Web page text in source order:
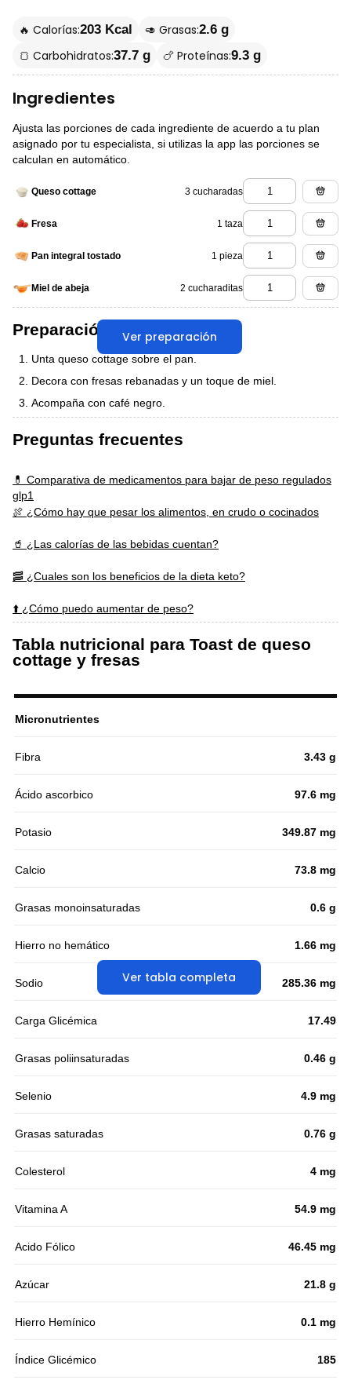
🔥 Calorías:203 Kcal 🥑 Grasas:2.6 g
🍞 Carbohidratos:37.7 g 🍗 Proteínas:9.3 g
Ingredientes
Ajusta las porciones de cada ingrediente de acuerdo a tu plan
asignado por tu especialista, si utilizas la app las porciones se
calculan en automático.
Queso cottage 3 cucharadas
Fresa 1 taza
Pan integral tostado 1 pieza
Miel de abeja 2 cucharaditas
Ver preparación
Preparación
Unta queso cottage sobre el pan.
Decora con fresas rebanadas y un toque de miel.
Acompaña con café negro.
Preguntas frecuentes
💊 Comparativa de medicamentos para bajar de peso regulados
glp1
🍖 ¿Cómo hay que pesar los alimentos, en crudo o cocinados
🥤 ¿Las calorías de las bebidas cuentan?
🥓 ¿Cuales son los beneficios de la dieta keto?
⬆️ ¿Cómo puedo aumentar de peso?
Tabla nutricional para Toast de queso
cottage y fresas
Ver tabla completa
Micronutrientes
Fibra 3.43 g
Ácido ascorbico 97.6 mg
Potasio 349.87 mg
Calcio 73.8 mg
Grasas monoinsaturadas 0.6 g
Hierro no hemático 1.66 mg
Sodio 285.36 mg
Carga Glicémica 17.49
Grasas poliinsaturadas 0.46 g
Selenio 4.9 mg
Grasas saturadas 0.76 g
Colesterol 4 mg
Vitamina A 54.9 mg
Acido Fólico 46.45 mg
Azúcar 21.8 g
Hierro Hemínico 0.1 mg
Índice Glicémico 185